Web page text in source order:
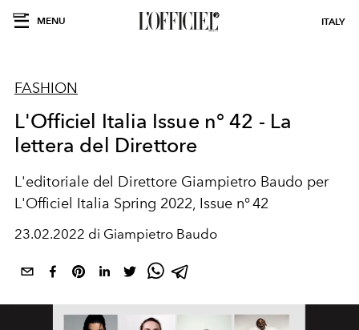
MENU ITALY
FASHION
L'Officiel Italia Issue n° 42 - La
lettera del Direttore
L'editoriale del Direttore Giampietro Baudo per
L'Officiel Italia Spring 2022, Issue n° 42
23.02.2022 di Giampietro Baudo